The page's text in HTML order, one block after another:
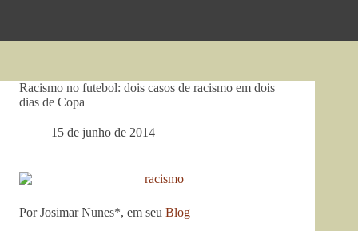
Racismo no futebol: dois casos de racismo em dois
dias de Copa
15 de junho de 2014
Por Josimar Nunes*, em seu Blog